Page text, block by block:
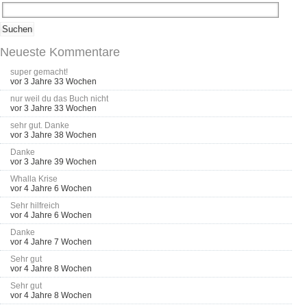
Neueste Kommentare
super gemacht!
vor 3 Jahre 33 Wochen
nur weil du das Buch nicht
vor 3 Jahre 33 Wochen
sehr gut. Danke
vor 3 Jahre 38 Wochen
Danke
vor 3 Jahre 39 Wochen
Whalla Krise
vor 4 Jahre 6 Wochen
Sehr hilfreich
vor 4 Jahre 6 Wochen
Danke
vor 4 Jahre 7 Wochen
Sehr gut
vor 4 Jahre 8 Wochen
Sehr gut
vor 4 Jahre 8 Wochen